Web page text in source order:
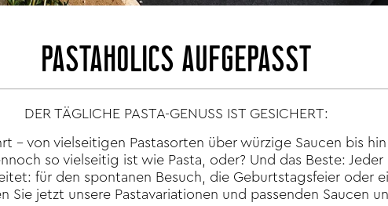
PASTAHOLICS AUFGEPASST
DER TÄGLICHE PASTA-GENUSS IST GESICHERT:
– von vielseitigen Pastasorten über würzige Saucen bis
so vielseitig ist wie Pasta, oder? Und das Beste:
für den spontanen Besuch, die Geburtstagsfeier oder
Sie jetzt unsere Pastavariationen und passenden Saucen